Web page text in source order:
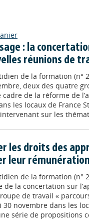
: la
réunions de
de la formation (n°
deux des quatre
cadre de la réforme de
les locaux de France
sur les
les droits des
leur rémunération
de la formation (n°
de la concertation sur
de travail «
novembre dans les
série de propositions